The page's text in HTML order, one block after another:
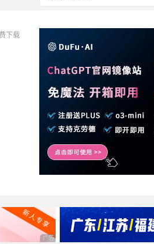
下载
广告 商业广告，理性选择